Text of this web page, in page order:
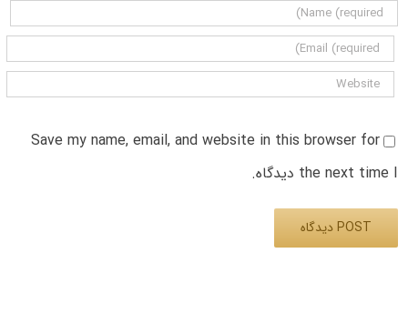
Save my name, email, and website in this browser for
the next time I دیدگاه.